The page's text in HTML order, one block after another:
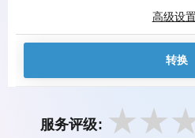
高级设
转换
服务评级: